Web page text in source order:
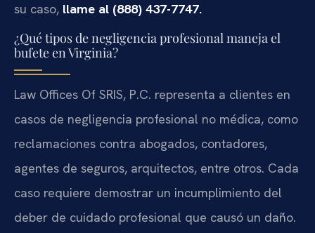
su caso, llame al (888) 437-7747.
¿Qué tipos de negligencia profesional maneja el
bufete en Virginia?
Law Offices Of SRIS, P.C. representa a clientes en
casos de negligencia profesional no médica, como
reclamaciones contra abogados, contadores,
agentes de seguros, arquitectos, entre otros. Cada
caso requiere demostrar un incumplimiento del
deber de cuidado profesional que causó un daño.